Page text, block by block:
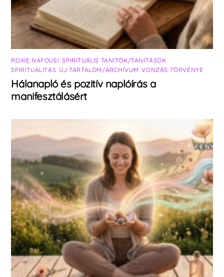
ROXIE NAFOUSI ,SPIRITUÁLIS TANÍTÓK/TANÍTÁSOK
SPIRITUALITÁS ÚJ TARTALOM/ARCHÍVUM ,VONZÁS TÖRVÉNYE
Hálanapló és pozitív naplóírás a
manifesztálásért